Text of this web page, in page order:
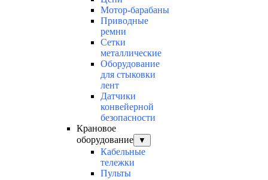
Мотор-барабаны
Приводные
ремни
Сетки
металлические
Оборудование
для стыковки
лент
Датчики
конвейерной
безопасности
Крановое
оборудование
▼
Кабельные
тележки
Пульты